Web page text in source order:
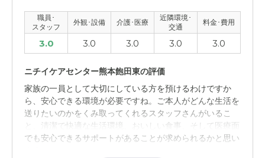
常駐の看護師もいてくれて、職員の数も多く、バタバタし
たところがない。他の入居者も温厚な方がほとんどで、ト
ラブル等もない。
りが全ての側面に配備されている。
介護医療サービスについて
現在は要支援１であるが介護度合いが上がって行っても対
職員･
スタッフ
外観･設備 介護･医療
近隣環境･
交通
料金･費用
3.0 3.0 3.0 3.0 3.0
ニチイケアセンター熊本飽田東の評価
家族の一員として大切にしている方を預けるわけですか
ら、安心できる環境が必要ですね。ご本人がどんな生活を
送りたいのかをくみ取ってくれるスタッフさんがいるこ
と、清潔で快適な生活環境、おいしい食事、そして医療面
でも安心できるサポートがあることが求められるかと思い